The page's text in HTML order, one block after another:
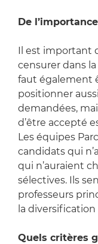
De
Il est important
censurer dans
faut également
positionner
demandées,
d’être accepté
Les équipes
candidats qui
qui n’auraient
sélectives. Ils
professeurs
la
Quels critères